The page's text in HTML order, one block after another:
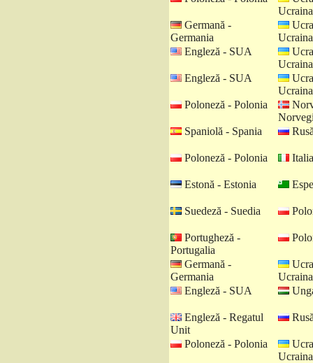
Ucraina
Germană -
Germania
Ucraina
Engleză - SUA
Ucraina
Engleză - SUA
Ucraina
Poloneză - Polonia
Spaniolă - Spania
Poloneză - Polonia
Estonă - Estonia
Suedeză - Suedia
Portugheză -
Portugalia
Germană -
Germania
Ucraina
Engleză - SUA
Engleză - Regatul
Unit
Poloneză - Polonia
Ucraina